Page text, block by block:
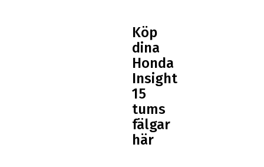
Köp
dina
Honda
Insight
15
tums
fälgar
här